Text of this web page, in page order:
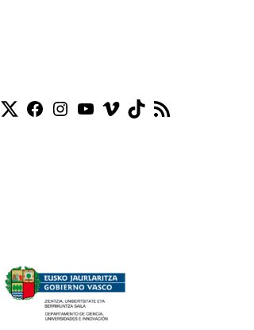
Twitter
Facebook
Instagram
YouTube
Vimeo
TikTok
Feed RSS